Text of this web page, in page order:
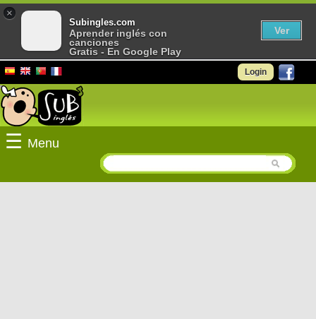
Login
☰ Menu
×
Subingles.com
Aprender inglés con
canciones
Gratis - En Google Play
Ver